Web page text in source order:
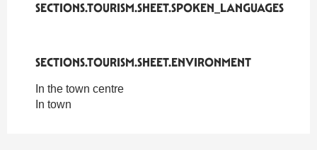
SECTIONS.TOURISM.SHEET.SPOKEN_LANGUAGES
SECTIONS.TOURISM.SHEET.SPOKEN_LANGUAGES
SECTIONS.TOURISM.SHEET.ENVIRONMENT
SECTIONS.TOURISM.SHEET.ENVIRONMENT
In the town centre
In town